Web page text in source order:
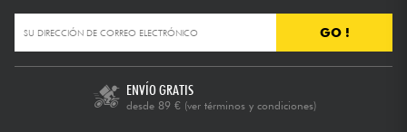
GO !
ENVÍO GRATIS
desde 89 € (ver términos y condiciones)